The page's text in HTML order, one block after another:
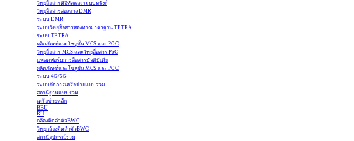
วิทยุสื่อสารดิจิทัลและระบบทรังก์
วิทยุสื่อสารสองทาง DMR
ระบบ DMR
ระบบวิทยุสื่อสารสองทางมาตรฐาน TETRA
ระบบ TETRA
ผลิตภัณฑ์และโซลูชั่น MCS และ POC
วิทยุสื่อสาร MCS และวิทยุสื่อสาร PoC
แพลตฟอร์มการสื่อสารมัลติมีเดีย
ผลิตภัณฑ์และโซลูชั่น MCS และ POC
ระบบ 4G/5G
ระบบจัดการเครือข่ายแบบรวม
สถานีฐานแบบรวม
เครือข่ายหลัก
BBU
RU
กล้องติดลำตัวBWC
วิทยุกล้องติดลำตัวBWC
สถานีอุปกรณ์รวม